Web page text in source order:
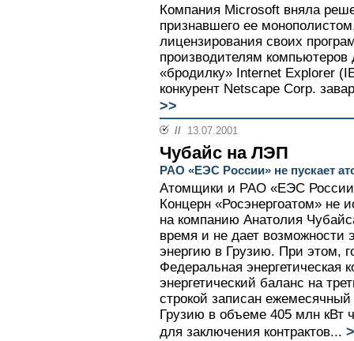
Компания Microsoft вняла
признавшего ее
лицензирования своих
производителям компьютеров
«бродилку» Internet Explorer
конкурент Netscape Corp.
>>
// 13.07.2001
Чубайс на ЛЭП
РАО «ЕЭС России» не пускает
Атомщики и РАО «ЕЭС
Концерн «Росэнергоатом» не
на компанию Анатолия
время и не дает возможности
энергию в Грузию. При этом,
Федеральная энергетическая
энергетический баланс на
строкой записан ежемесячный
Грузию в объеме 405 млн кВт
для заключения контрактов...